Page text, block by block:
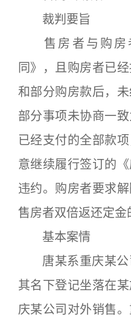
裁判要旨
售房者与购房
同》，且购房者已
和部分购房款后，
部分事项未协商一
已经支付的全部款
意继续履行签订的
违约。购房者要求解
售房者双倍返还定金
基本案情
唐某系重庆某公
其名下登记坐落在
庆某公司对外销售